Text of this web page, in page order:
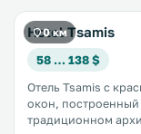
0 км
Hotel Tsamis
58 … 138 $
Отель Tsamis с
окон, построенный
традиционном